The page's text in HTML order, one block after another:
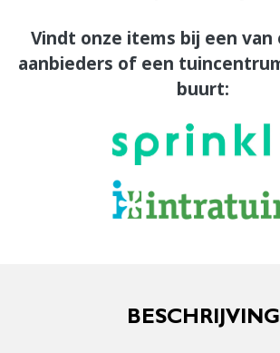
Vindt onze items bij een van
aanbieders of een
buurt:
BESCHRIJVING